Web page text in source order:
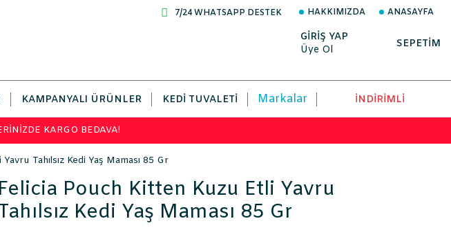
7/24 WHATSAPP DESTEK HAKKIMIZDA ANASAYFA
GİRİŞ YAP
Üye Ol
SEPETİM
KAMPANYALI ÜRÜNLER KEDI TUVALETI Markalar İNDİRİMLİ
KARGO BEDAVA!
Tahılsız Kedi Yaş Maması 85 Gr
Felicia Pouch Kitten Kuzu Etli Yavru
Kedi Yaş Maması 85 Gr